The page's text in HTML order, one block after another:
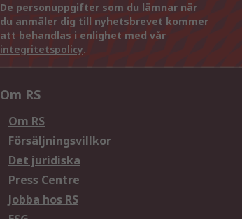
De personuppgifter som du lämnar när
du anmäler dig till nyhetsbrevet kommer
att behandlas i enlighet med vår
integritetspolicy.
Om RS
Om RS
Försäljningsvillkor
Det juridiska
Press Centre
Jobba hos RS